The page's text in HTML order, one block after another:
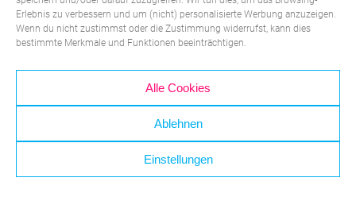
Erlebnis zu verbessern und um (nicht) personalisierte Werbung anzuzeigen.
Wenn du nicht zustimmst oder die Zustimmung widerrufst, kann dies
bestimmte Merkmale und Funktionen beeinträchtigen.
Alle Cookies
Ablehnen
Einstellungen
Wir erhalten hierbei keine personenbezogenen Daten von Google,
sondern lediglich auf Basis von Google Signals erstellte
Statistiken. Sie haben die Möglichkeit, die Funktion
Kontos zu deaktivieren und damit die geräteübergreifende
Folgen Sie hierzu den Hinweisen auf dieser Seite:
https://support.google.com/ads/answer/2662922?hl=de
Weitergehende Informationen zu Google Signals finden Sie unter
folgendem Link: